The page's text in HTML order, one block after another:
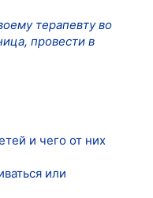
терапевту во
провести в
и чего от них
или